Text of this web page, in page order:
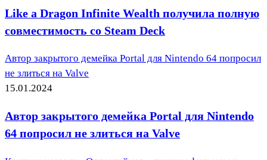
Like a Dragon Infinite Wealth получила полную
совместимость со Steam Deck
Автор закрытого демейка Portal для Nintendo 64 попросил
не злиться на Valve
15.01.2024
Автор закрытого демейка Portal для Nintendo
64 попросил не злиться на Valve